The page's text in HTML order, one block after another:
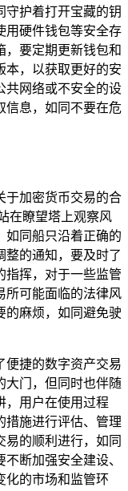
守护着打开宝藏的钥
用硬件钱包等安全存
，要定期更新钱包和
本，以获取更好的安
共网络或不安全的设
信息，如同不要在危
于加密货币交易的合
在瞭望塔上观察风
如同船只沿着正确的
整的通知，要及时了
指挥，对于一些监管
所可能面临的法律风
的麻烦，如同避免驶
便捷的数字资产交易
大门，但同时也伴随
，用户在使用过程
措施进行评估、管理
易的顺利进行，如同
断加强安全建设、
化的市场和监管环